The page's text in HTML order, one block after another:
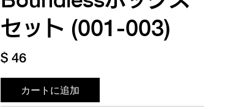
セット (001-003)
$ 46
カートに追加